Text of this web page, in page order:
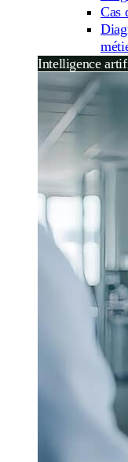
Cas
Intelligence